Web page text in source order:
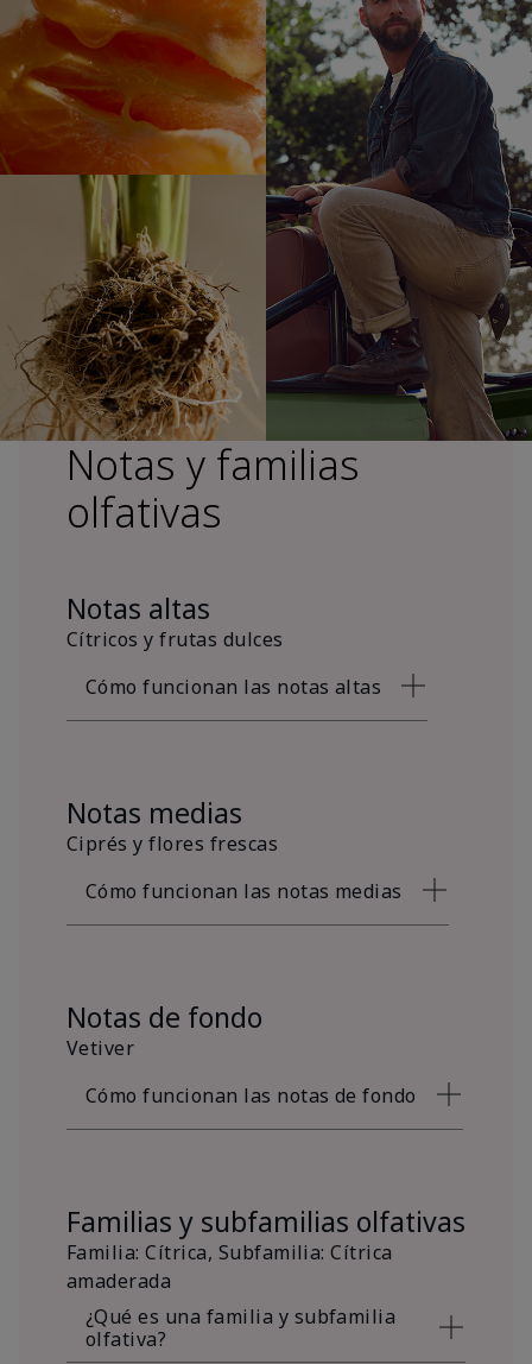
Notas y familias
olfativas
Notas altas
Cítricos y frutas dulces
Cómo funcionan las notas altas
Notas medias
Ciprés y flores frescas
Cómo funcionan las notas medias
Notas de fondo
Vetiver
Cómo funcionan las notas de fondo
Familias y subfamilias olfativas
Familia: Cítrica, Subfamilia: Cítrica
amaderada
¿Qué es una familia y subfamilia
olfativa?